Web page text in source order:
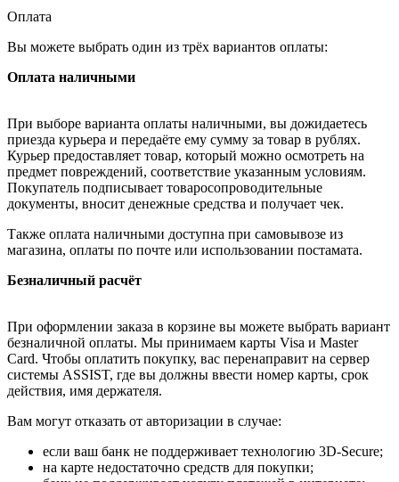
Оплата
Вы можете выбрать один из трёх вариантов оплаты:
Оплата наличными
При выборе варианта оплаты наличными, вы дожидаетесь
приезда курьера и передаёте ему сумму за товар в рублях.
Курьер предоставляет товар, который можно осмотреть на
предмет повреждений, соответствие указанным условиям.
Покупатель подписывает товаросопроводительные
документы, вносит денежные средства и получает чек.
Также оплата наличными доступна при самовывозе из
магазина, оплаты по почте или использовании постамата.
Безналичный расчёт
При оформлении заказа в корзине вы можете выбрать вариант
безналичной оплаты. Мы принимаем карты Visa и Master
Card. Чтобы оплатить покупку, вас перенаправит на сервер
системы ASSIST, где вы должны ввести номер карты, срок
действия, имя держателя.
Вам могут отказать от авторизации в случае:
если ваш банк не поддерживает технологию 3D-Secure;
на карте недостаточно средств для покупки;